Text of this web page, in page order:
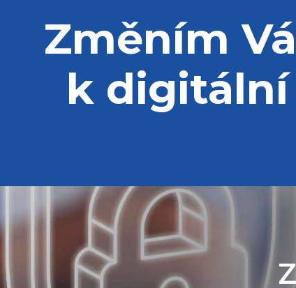
Změním
k